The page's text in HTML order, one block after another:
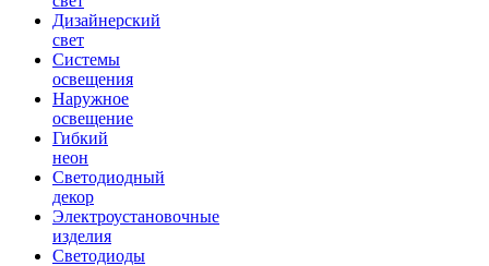
Дизайнерский
свет
Системы
освещения
Наружное
освещение
Гибкий
неон
Светодиодный
декор
Электроустановочные
изделия
Светодиоды